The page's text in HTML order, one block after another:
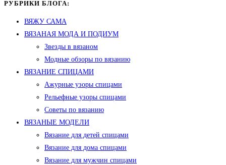
РУБРИКИ БЛОГА:
ВЯЖУ САМА
ВЯЗАНАЯ МОДА И ПОДИУМ
Звезды в вязаном
Модные обзоры по вязанию
ВЯЗАНИЕ СПИЦАМИ
Ажурные узоры спицами
Рельефные узоры спицами
Советы по вязанию
ВЯЗАНЫЕ МОДЕЛИ
Вязание для детей спицами
Вязание для дома спицами
Вязание для мужчин спицами